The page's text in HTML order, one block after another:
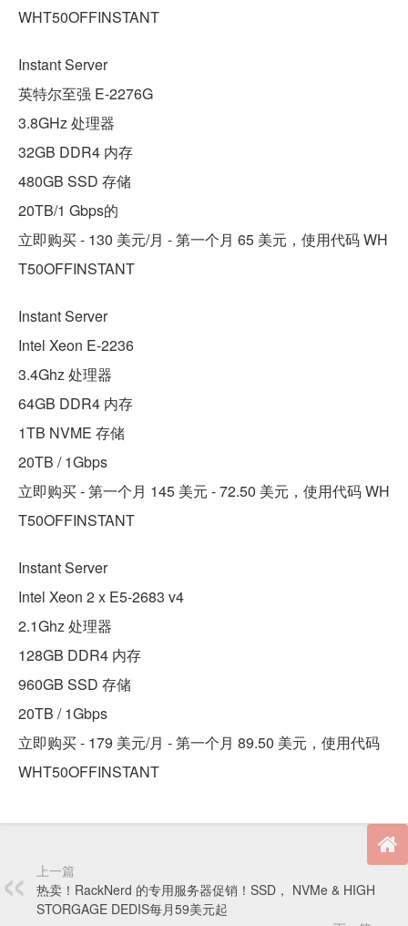
WHT50OFFINSTANT
Instant Server
英特尔至强 E-2276G
3.8GHz 处理器
32GB DDR4 内存
480GB SSD 存储
20TB/1 Gbps的
立即购买 - 130 美元/月 - 第一个月 65 美元，使用代码 WH
T50OFFINSTANT
Instant Server
Intel Xeon E-2236
3.4Ghz 处理器
64GB DDR4 内存
1TB NVME 存储
20TB / 1Gbps
立即购买 - 第一个月 145 美元 - 72.50 美元，使用代码 WH
T50OFFINSTANT
Instant Server
Intel Xeon 2 x E5-2683 v4
2.1Ghz 处理器
128GB DDR4 内存
960GB SSD 存储
20TB / 1Gbps
立即购买 - 179 美元/月 - 第一个月 89.50 美元，使用代码
WHT50OFFINSTANT
上一篇
热卖！RackNerd 的专用服务器促销！SSD， NVMe & HIGH
STORGAGE DEDIS每月59美元起